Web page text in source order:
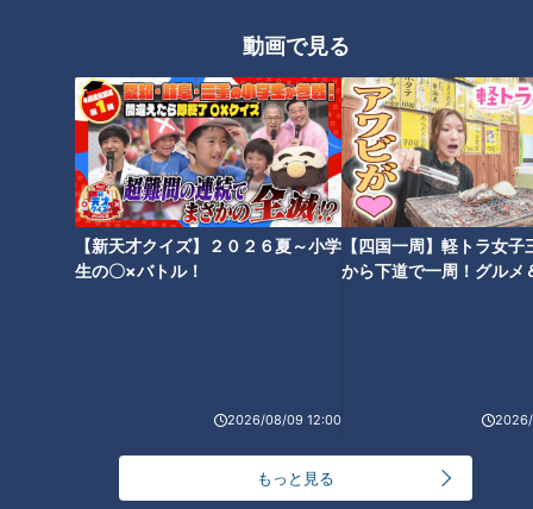
動画で見る
【新天才クイズ】２０２６夏～小学
生の〇×バトル！
2026/08/09 12:00
【四国一周】軽トラ女子
から下道で一周！グルメ
もっと見る
ほぼ岐阜・美濃市だけ愛されフ
ード『末広堂美濃アイス』をい
ただきます！【チャント！】
ほぼ愛知・春日井市だけ愛され
フード『ハオユー麺』をいただ
きます！【チャント！】